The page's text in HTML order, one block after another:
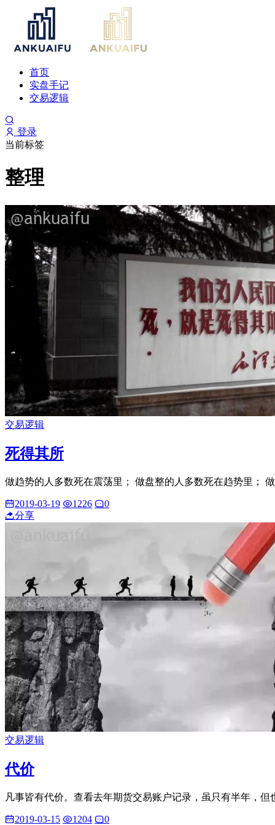
首页
实盘手记
交易逻辑
登录
当前标签
整理
交易逻辑
死得其所
做趋势的人多数死在震荡里； 做盘整的人多数死在趋势里；
2019-03-19 1226
0
分享
交易逻辑
代价
凡事皆有代价。查看去年期货交易账户记录，虽只有半年，
2019-03-15 1204 0